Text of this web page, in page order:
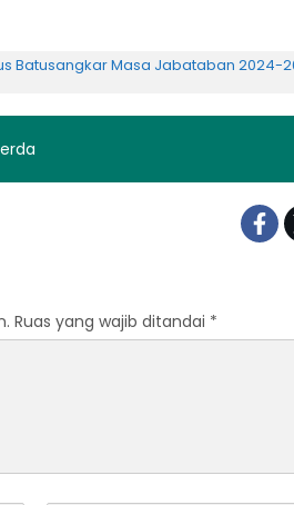
Batusangkar Masa Jabataban 2024-
Ruas yang wajib ditandai *